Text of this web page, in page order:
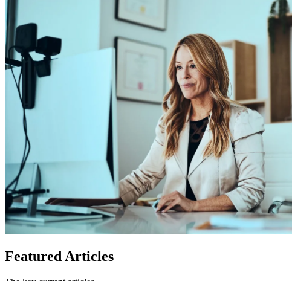
Featured Articles